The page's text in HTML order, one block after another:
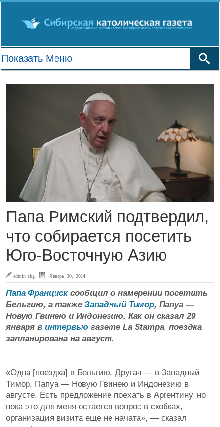
Папа Римский подтвердил,
что собирается посетить
Юго-Восточную Азию
admin skg Январь 30, 2024
Папа Франциск сообщил о намерении посетить
Бельгию, а также Западный Тимор, Папуа —
Новую Гвинею и Индонезию. Как он сказал 29
января в интервью газете La Stampa, поездка
запланирована на август.
«Одна [поездка] в Бельгию. Другая — в Западный
Тимор, Папуа — Новую Гвинею и Индонезию в
августе. Есть предложение поехать в Аргентину, но
пока это для меня остается вопрос в скобках,
организация визита еще не начата», — сказал